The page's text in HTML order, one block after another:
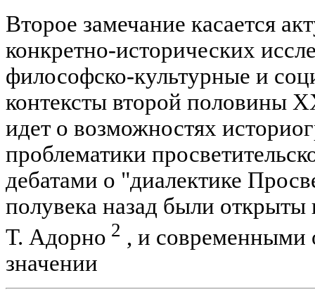
Второе замечание касается
конкретно-исторических
философско-культурные и
контексты второй половины
идет о возможностях
проблематики
дебатами о "диалектике
полувека назад были
Т. Адорно 2 , и современными
значении